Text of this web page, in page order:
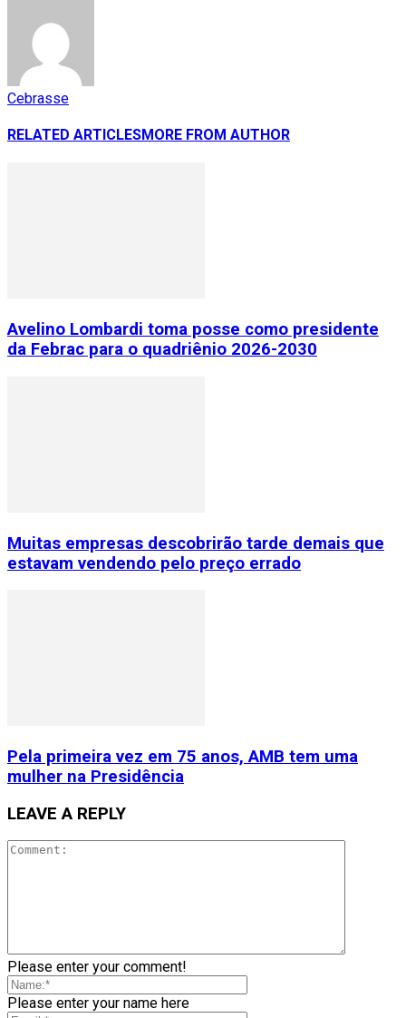
Cebrasse
RELATED ARTICLESMORE FROM AUTHOR
Avelino Lombardi toma posse como presidente
da Febrac para o quadriênio 2026-2030
Muitas empresas descobrirão tarde demais que
estavam vendendo pelo preço errado
Pela primeira vez em 75 anos, AMB tem uma
mulher na Presidência
LEAVE A REPLY
Please enter your comment!
Please enter your name here